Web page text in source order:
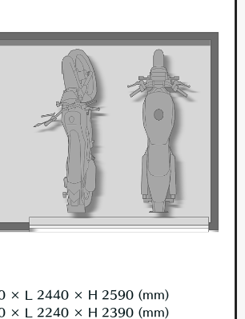
× L 2440 × H 2590 (mm)
× L 2240 × H 2390 (mm)